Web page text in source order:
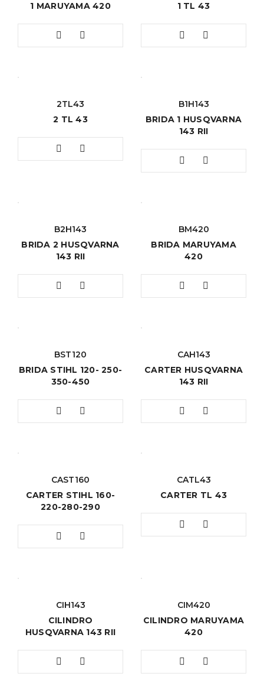
1 MARUYAMA 420
1 TL 43
2TL43
2 TL 43
B1H143
BRIDA 1 HUSQVARNA
143 RII
B2H143
BRIDA 2 HUSQVARNA
143 RII
BM420
BRIDA MARUYAMA
420
BST120
BRIDA STIHL 120- 250-
350-450
CAH143
CARTER HUSQVARNA
143 RII
CAST160
CARTER STIHL 160-
220-280-290
CATL43
CARTER TL 43
CIH143
CILINDRO
HUSQVARNA 143 RII
CIM420
CILINDRO MARUYAMA
420